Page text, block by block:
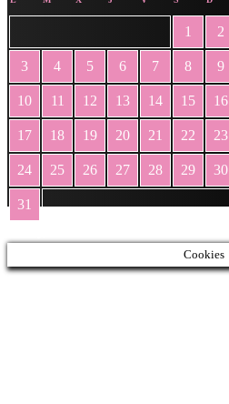
1 2
3 4 5 6 7 8 9
10 11 12 13 14 15 16
17 18 19 20 21 22 23
24 25 26 27 28 29 30
31
Cookies